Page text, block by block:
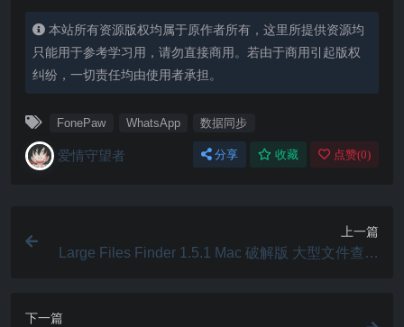
本站所有资源版权均属于原作者所有，这里所提供资源均
只能用于参考学习用，请勿直接商用。若由于商用引起版权
纠纷，一切责任均由使用者承担。
FonePaw WhatsApp 数据同步
爱情守望者 分享 收藏 点赞(0)
上一篇
Large Files Finder 1.5.1 Mac 破解版 大型文件查找
下一篇